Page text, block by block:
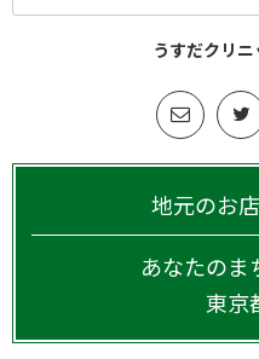
うすだクリ
地元のお
あなたのま
東京